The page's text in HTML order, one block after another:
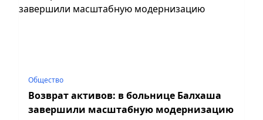
Общество
Возврат активов: в больнице Балхаша
завершили масштабную модернизацию